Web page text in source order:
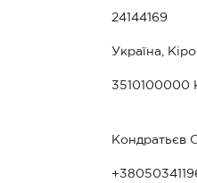
24144169
Україна,
Кондратьєв